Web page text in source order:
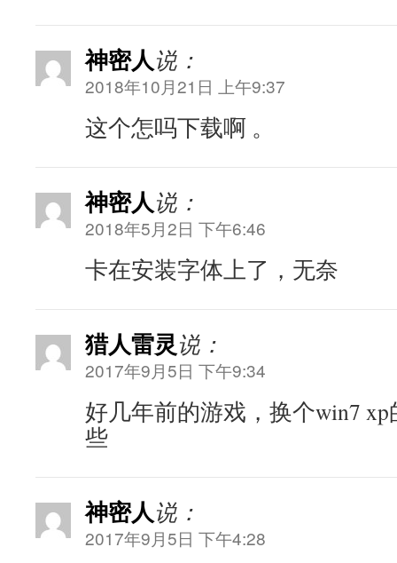
神密人说：
2018年10月21日 上午9:37
这个怎吗下载啊 。
神密人说：
2018年5月2日 下午6:46
卡在安装字体上了，无奈
猎人雷灵说：
2017年9月5日 下午9:34
好几年前的游戏，换个win7
些
神密人说：
2017年9月5日 下午4:28